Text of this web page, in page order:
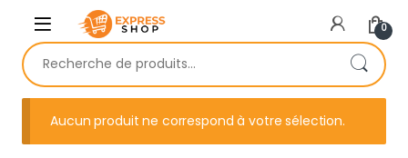
Skip to navigation
Skip to content
0
Recherche pour :
Aucun produit ne correspond à votre sélection.